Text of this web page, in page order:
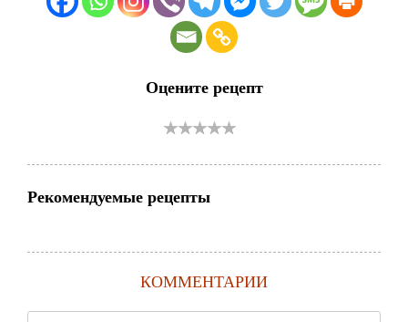
Оцените рецепт
Рекомендуемые рецепты
КОММЕНТАРИИ